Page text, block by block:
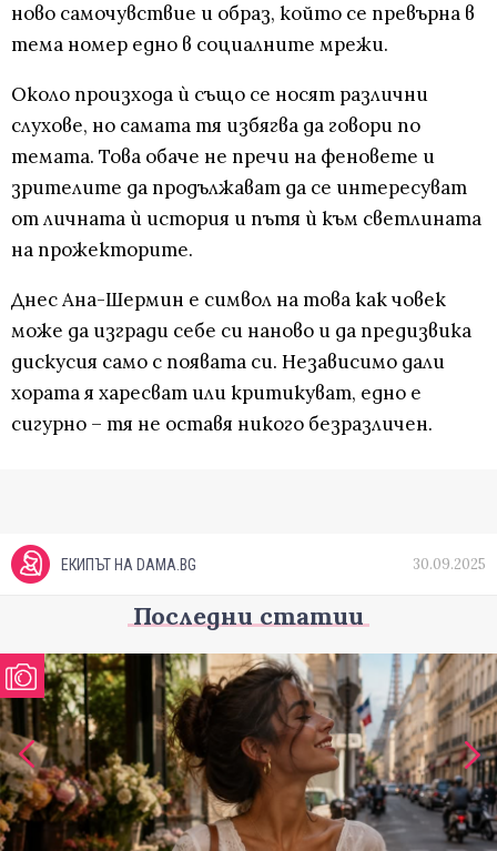
ново самочувствие и образ, който се превърна в
тема номер едно в социалните мрежи.
Около произхода ѝ също се носят различни
слухове, но самата тя избягва да говори по
темата. Това обаче не пречи на феновете и
зрителите да продължават да се интересуват
от личната ѝ история и пътя ѝ към светлината
на прожекторите.
Днес Ана-Шермин е символ на това как човек
може да изгради себе си наново и да предизвика
дискусия само с появата си. Независимо дали
хората я харесват или критикуват, едно е
сигурно – тя не оставя никого безразличен.
ЕКИПЪТ НА DAMA.BG 30.09.2025
Последни статии